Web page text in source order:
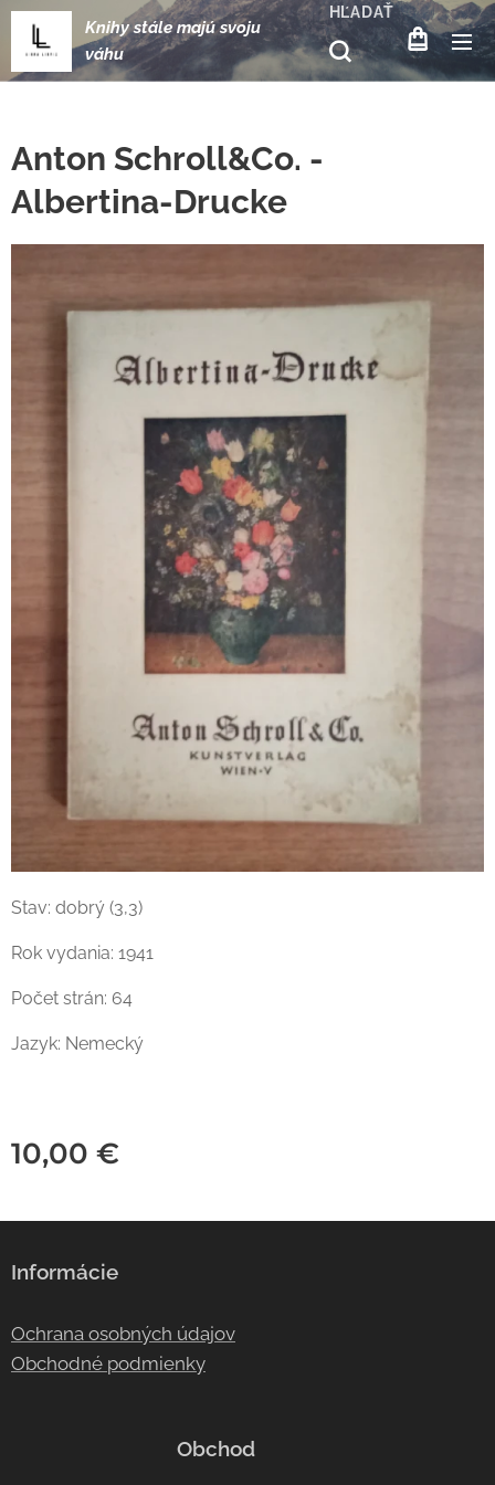
Knihy stále majú svoju
váhu
HĽADAŤ
Anton Schroll&Co. -
Albertina-Drucke
Stav: dobrý (3,3)
Rok vydania: 1941
Počet strán: 64
Jazyk: Nemecký
10,00 €
Informácie
Ochrana osobných údajov
Obchodné podmienky
Obchod